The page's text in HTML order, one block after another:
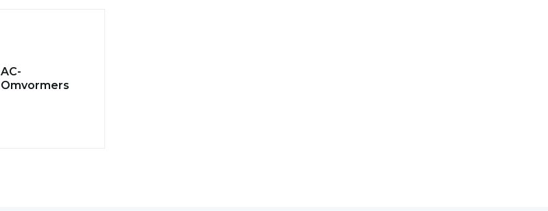
AC-
Omvormers